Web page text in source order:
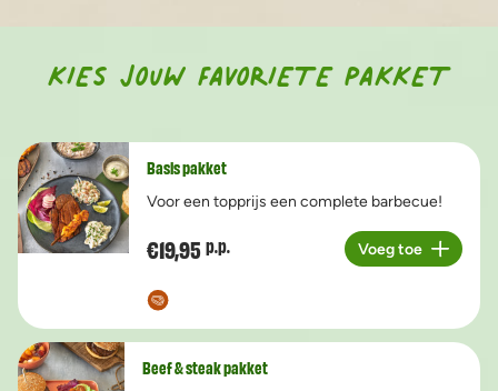
KIES JOUW FAVORIETE PAKKET
Basis pakket
Voor een topprijs een complete barbecue!
€19,95 p.p.
Aantal
Voeg toe
Beef & steak pakket